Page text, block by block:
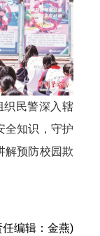
民警深入辖
全知识，守护
解预防校园欺
任编辑：金燕)